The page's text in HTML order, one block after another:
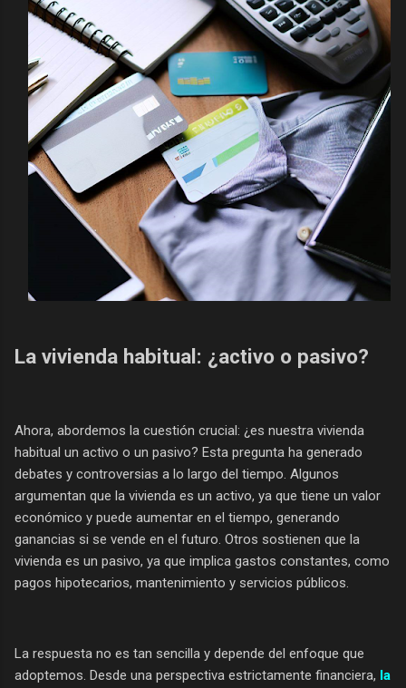
La vivienda habitual: ¿activo o pasivo?
Ahora, abordemos la cuestión crucial: ¿es nuestra vivienda
habitual un activo o un pasivo? Esta pregunta ha generado
debates y controversias a lo largo del tiempo. Algunos
argumentan que la vivienda es un activo, ya que tiene un valor
económico y puede aumentar en el tiempo, generando
ganancias si se vende en el futuro. Otros sostienen que la
vivienda es un pasivo, ya que implica gastos constantes, como
pagos hipotecarios, mantenimiento y servicios públicos.
La respuesta no es tan sencilla y depende del enfoque que
adoptemos. Desde una perspectiva estrictamente financiera, la